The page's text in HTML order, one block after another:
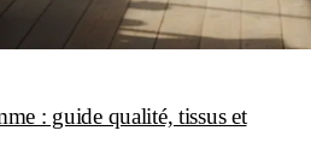
: guide qualité, tissus et